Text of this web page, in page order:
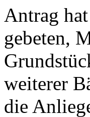
Antrag
gebeten,
weiterer
die